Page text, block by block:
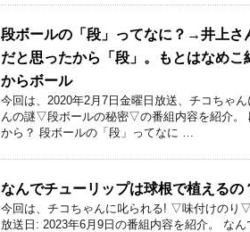
段ボールの「段」ってなに？→井上さ
だと思ったから「段」。もとはなめ
からボール
今回は、2020年2月7日金曜日放送、チコちゃ
んの謎▽段ボールの秘密▽の番組内容を紹介。
から？ 段ボールの「段」ってなに …
なんでチューリップは球根で植える
今回は、チコちゃんに叱られる! ▽味付けのり
放送日: 2023年6月9日の番組内容を紹介。 な